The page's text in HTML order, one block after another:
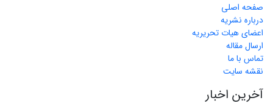
صفحه اصلی
درباره نشریه
اعضای هیات تحریریه
ارسال مقاله
تماس با ما
نقشه سایت
آخرین اخبار